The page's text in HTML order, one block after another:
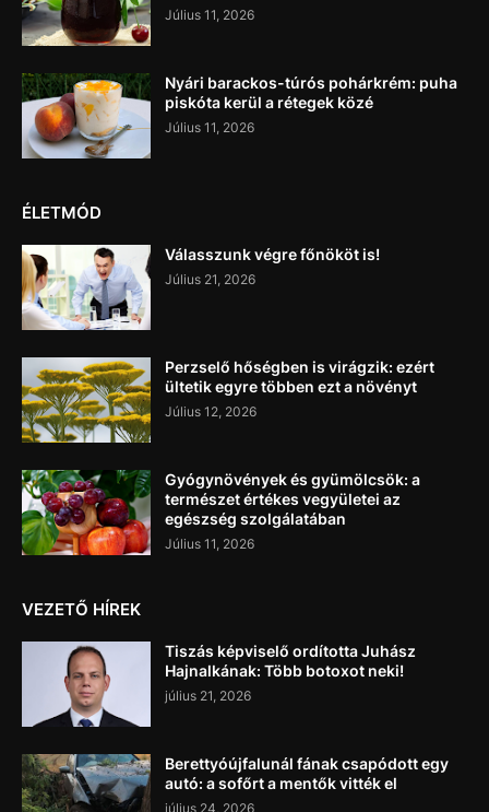
Július 11, 2026
Nyári barackos-túrós pohárkrém: puha
piskóta kerül a rétegek közé
Július 11, 2026
ÉLETMÓD
Válasszunk végre főnököt is!
Július 21, 2026
Perzselő hőségben is virágzik: ezért
ültetik egyre többen ezt a növényt
Július 12, 2026
Gyógynövények és gyümölcsök: a
természet értékes vegyületei az
egészség szolgálatában
Július 11, 2026
VEZETŐ HÍREK
Tiszás képviselő ordította Juhász
Hajnalkának: Több botoxot neki!
július 21, 2026
Berettyóújfalunál fának csapódott egy
autó: a sofőrt a mentők vitték el
július 24, 2026